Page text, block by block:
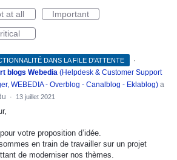
at all
Important
DANS LA FILE D'ATTENTE ·
blogs Webedia (Helpdesk & Customer Support
WEBEDIA - Overblog - Canalblog - Eklablog) a
· 13 juillet 2021
votre proposition d’idée.
en train de travailler sur un projet
de moderniser nos thèmes.